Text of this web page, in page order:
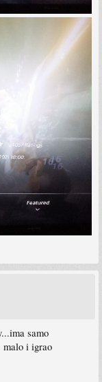
samo
malo i igrao